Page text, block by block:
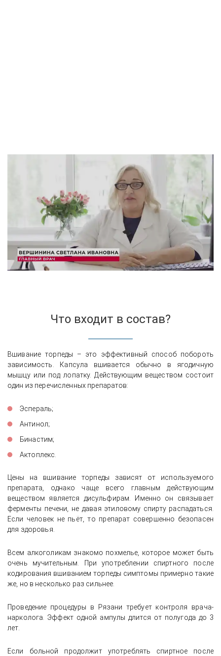
Что входит в состав?
Вшивание торпеды – это эффективный способ побороть
зависимость. Капсула вшивается обычно в ягодичную
мышцу или под лопатку. Действующим веществом состоит
один из перечисленных препаратов:
Эспераль;
Антинол;
Бинастим;
Актоплекс.
Цены на вшивание торпеды зависят от используемого
препарата, однако чаще всего главным действующим
веществом является дисульфирам. Именно он связывает
ферменты печени, не давая этиловому спирту распадаться.
Если человек не пьёт, то препарат совершенно безопасен
для здоровья.
Всем алкоголикам знакомо похмелье, которое может быть
очень мучительным. При употреблении спиртного после
кодирования вшиванием торпеды симптомы примерно такие
же, но в несколько раз сильнее.
Проведение процедуры в Рязани требует контроля врача-
нарколога. Эффект одной ампулы длится от полугода до 3
лет.
Если больной продолжит употреблять спиртное после